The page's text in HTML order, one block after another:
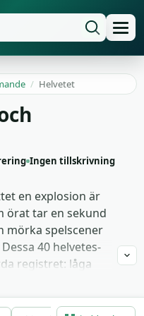
/ Helvetet
Ingen tillskrivning
en explosion är
örat tar en sekund
mörka spelscener
40 helvetes-
registret: låga
klagosånger,